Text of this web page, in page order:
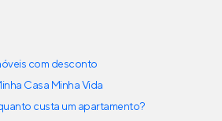
com desconto
Casa Minha Vida
custa um apartamento?